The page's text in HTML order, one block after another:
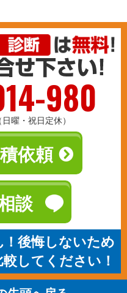
980
曜・祝日定休）
依頼
談
後悔しないため
してください！